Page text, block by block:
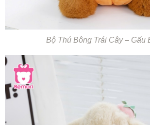
Bộ Thú Bông Trái Cây – Gấu